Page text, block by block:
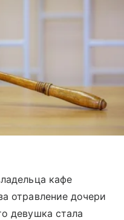
кафе
отравление дочери
девушка стала